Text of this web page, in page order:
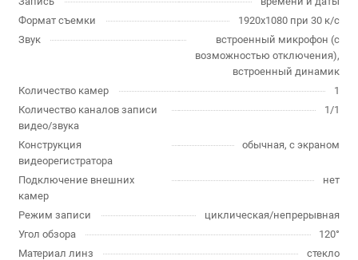
Формат съемки
1920x1080 при 30 к/с
Звук
встроенный микрофон (с
возможностью отключения),
встроенный динамик
Количество камер
1
Количество каналов записи
видео/звука
1/1
Конструкция
видеорегистратора
обычная, с экраном
Подключение внешних
камер
нет
Режим записи
циклическая/непрерывная
Угол обзора
120°
Материал линз
стекло